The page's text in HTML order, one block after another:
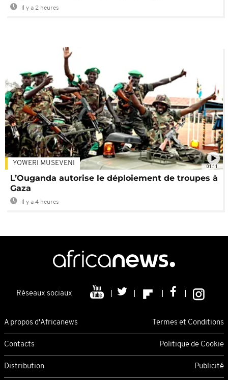
Il y a 2 heures
01:11
YOWERI MUSEVENI
L’Ouganda autorise le déploiement de troupes à
Gaza
Il y a 4 heures
Réseaux sociaux
A propos d'Africanews Termes et Conditions
Contacts Politique de Cookie
Distribution Publicité